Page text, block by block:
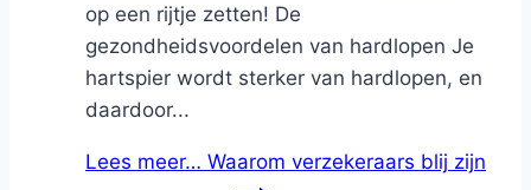
op een rijtje zetten! De
gezondheidsvoordelen van hardlopen Je
hartspier wordt sterker van hardlopen, en
daardoor...
Lees meer… Waarom verzekeraars blij zijn